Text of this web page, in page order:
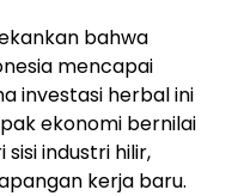
bahwa
mencapai
investasi herbal ini
ekonomi bernilai
industri hilir,
kerja baru.